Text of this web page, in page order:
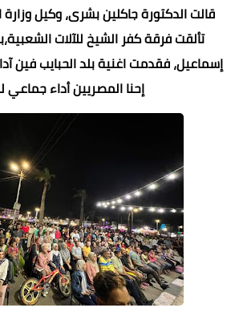
قالت الدكتورة جاكلين بشرى، وكيل وزارة
تألقت فرقة كفر الشيخ للآلات
إسماعيل، فقدمت اغنية بلد الحبايب فين
إحنا المصريين أداء جماعي